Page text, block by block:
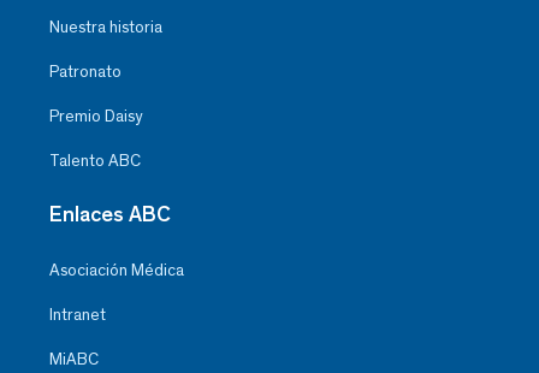
Nuestra historia
Patronato
Premio Daisy
Talento ABC
Enlaces ABC
Asociación Médica
Intranet
MiABC